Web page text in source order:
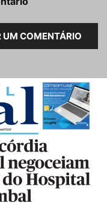
UM COMENTÁRIO